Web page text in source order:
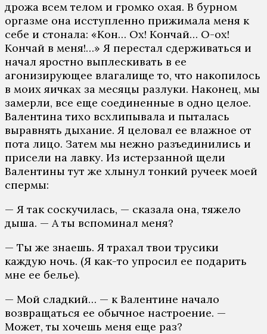
дрожа всем телом и громко охая. В бурном
оргазме она исступленно прижимала меня к
себе и стонала: «Кон… Ох! Кончай… О-ох!
Кончай в меня!…» Я перестал сдерживаться и
начал яростно выплескивать в ее
агонизирующее влагалище то, что накопилось
в моих яичках за месяцы разлуки. Наконец, мы
замерли, все еще соединенные в одно целое.
Валентина тихо всхлипывала и пыталась
выравнять дыхание. Я целовал ее влажное от
пота лицо. Затем мы нежно разъединились и
присели на лавку. Из истерзанной щели
Валентины тут же хлынул тонкий ручеек моей
спермы:
— Я так соскучилась, — сказала она, тяжело
дыша. — А ты вспоминал меня?
— Ты же знаешь. Я трахал твои трусики
каждую ночь. (Я как-то упросил ее подарить
мне ее белье).
— Мой сладкий… — к Валентине начало
возвращаться ее обычное настроение. —
Может, ты хочешь меня еще раз?